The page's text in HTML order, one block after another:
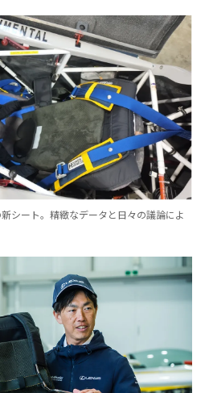
シート。精緻なデータと日々の議論によ